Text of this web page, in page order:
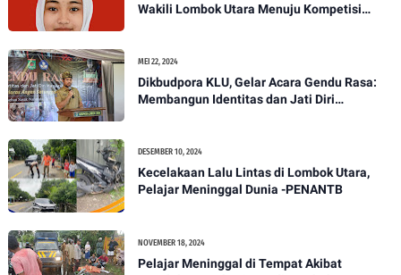
Wakili Lombok Utara Menuju Kompetisi
MEI 22, 2024
Dikbudpora KLU, Gelar Acara Gendu Rasa:
Membangun Identitas dan Jati Diri
DESEMBER 10, 2024
Kecelakaan Lalu Lintas di Lombok Utara,
Pelajar Meninggal Dunia -PENANTB
NOVEMBER 18, 2024
Pelajar Meninggal di Tempat Akibat